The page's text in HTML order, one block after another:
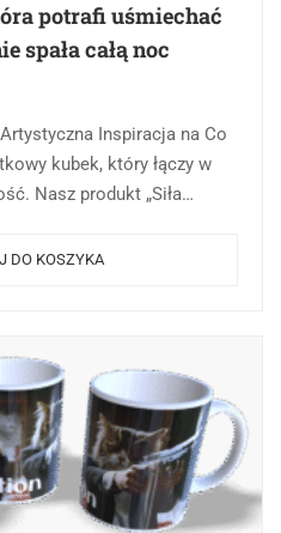
potrafi uśmiechać
spała całą noc
Inspiracja na Co
kubek, który łączy w
Nasz produkt „Siła
DO KOSZYKA